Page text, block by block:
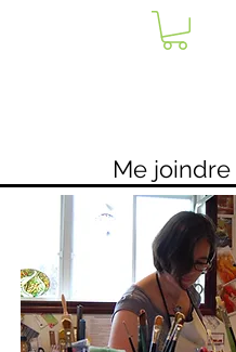
Me joindre